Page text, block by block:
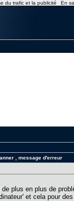
, message d'erreur
plus en plus de
et cela pour
du trafic et la publicité En